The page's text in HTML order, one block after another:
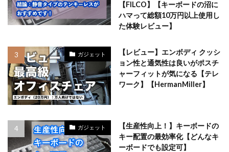
【FILCO】【キーボードの沼に
ハマって総額10万円以上使用し
た体験レビュー】
ガジェット
【レビュー】エンボディ クッシ
ョン性と通気性は良いがポスチ
ャーフィットが気になる【テレ
ワーク】【HermanMiller】
ガジェット
【生産性向上！】キーボードの
キー配置の最効率化【どんなキ
ーボードでも設定可】